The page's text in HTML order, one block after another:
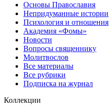
Основы Православия
Непридуманные истории
Психология и отношения
Академия «Фомы»
Новости
Вопросы священнику
Молитвослов
Все материалы
Все рубрики
Подписка на журнал
Коллекции